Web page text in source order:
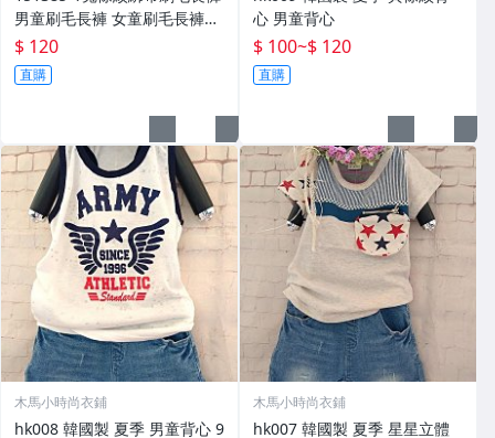
男童刷毛長褲 女童刷毛長褲13
號 (小瑕疵)
$ 120
直購
心 男童背心
$ 100~$ 120
直購
木馬小時尚衣鋪
hk008 韓國製 夏季 男童背心 9
木馬小時尚衣鋪
hk007 韓國製 夏季 星星立體